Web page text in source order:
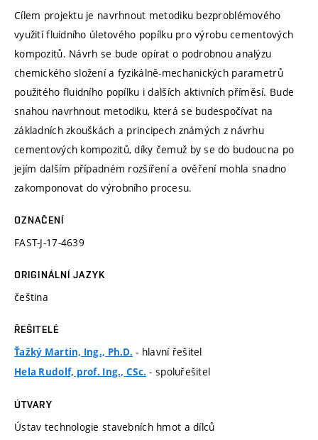
Cílem projektu je navrhnout metodiku bezproblémového
využití fluidního úletového popílku pro výrobu cementových
kompozitů. Návrh se bude opírat o podrobnou analýzu
chemického složení a fyzikálně-mechanických parametrů
použitého fluidního popílku i dalších aktivních příměsí. Bude
snahou navrhnout metodiku, která se budespočívat na
základních zkouškách a principech známých z návrhu
cementových kompozitů, díky čemuž by se do budoucna po
jejím dalším případném rozšíření a ověření mohla snadno
zakomponovat do výrobního procesu.
OZNAČENÍ
FAST-J-17-4639
ORIGINÁLNÍ JAZYK
čeština
ŘEŠITELÉ
Ťažký Martin, Ing., Ph.D. - hlavní řešitel
Hela Rudolf, prof. Ing., CSc. - spoluřešitel
ÚTVARY
Ústav technologie stavebních hmot a dílců